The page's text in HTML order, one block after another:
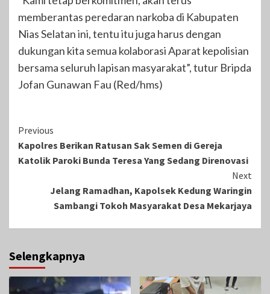
memberantas peredaran narkoba di Kabupaten
Nias Selatan ini, tentu itu juga harus dengan
dukungan kita semua kolaborasi Aparat kepolisian
bersama seluruh lapisan masyarakat”, tutur Bripda
Jofan Gunawan Fau (Red/hms)
Continue
Reading
Previous
Kapolres Berikan Ratusan Sak Semen di Gereja
Katolik Paroki Bunda Teresa Yang Sedang Direnovasi
Next
Jelang Ramadhan, Kapolsek Kedung Waringin
Sambangi Tokoh Masyarakat Desa Mekarjaya
Selengkapnya